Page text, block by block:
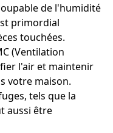
de l'humidité
primordial
touchées.
(Ventilation
l'air et maintenir
votre maison.
tels que la
aussi être